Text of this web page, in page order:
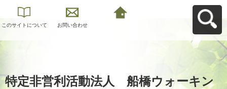
このサイトについて お問い合わせ
特定非営利活動法人 船橋ウォーキン